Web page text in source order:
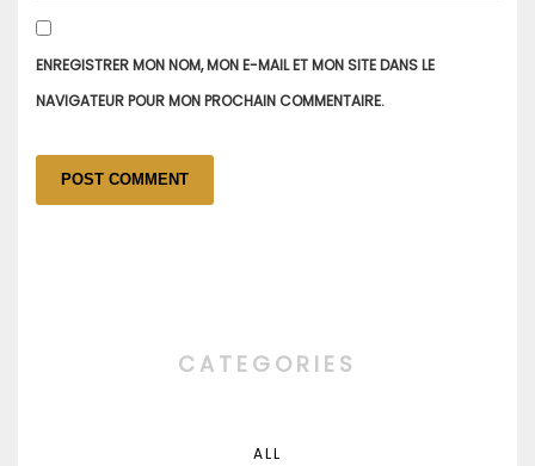
ENREGISTRER MON NOM, MON E-MAIL ET MON SITE DANS LE
NAVIGATEUR POUR MON PROCHAIN COMMENTAIRE.
CATEGORIES
ALL